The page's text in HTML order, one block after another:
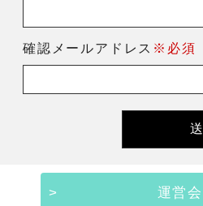
確認メールアドレス ※必須
運営